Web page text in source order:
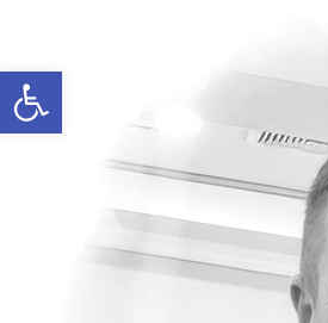
Otwórz pasek narzędzi